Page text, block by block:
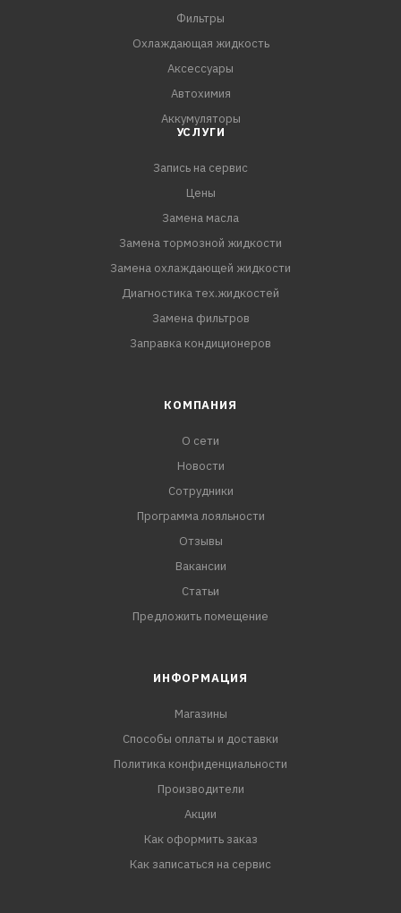
повышенной теплоёмкостью
поверхностей,что препятствует образованию
локальных зон перегрева.Антифриз AGA-Z40 глубоко
проникает в микрорельеф поверхности металла, что
значительно повышает эффективную площадь
контакта поверхности и жидкости, тем самым
Фильтры
Охлаждающая жидкость
Аксессуары
Автохимия
Аккумуляторы
УСЛУГИ
Запись на сервис
Цены
Замена масла
Замена тормозной жидкости
Замена охлаждающей жидкости
Диагностика тех.жидкостей
Замена фильтров
Заправка кондиционеров
КОМПАНИЯ
О сети
Новости
Сотрудники
Программа лояльности
Отзывы
Вакансии
Статьи
Предложить помещение
ИНФОРМАЦИЯ
Магазины
Способы оплаты и доставки
Политика конфиденциальности
Производители
Акции
Как оформить заказ
Как записаться на сервис